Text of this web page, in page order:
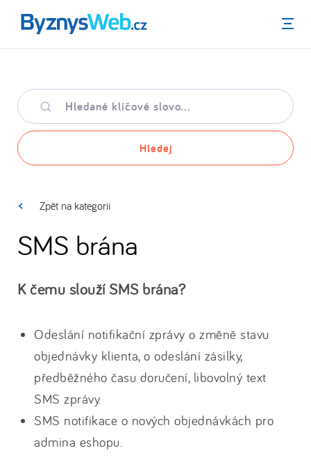
Menu
Hledané
klíčové
slovo
Hledej
Zpět na kategorii
SMS brána
K čemu slouží SMS brána?
Odeslání notifikační zprávy o změně stavu
objednávky klienta, o odeslání zásilky,
předběžného času doručení, libovolný text
SMS zprávy.
SMS notifikace o nových objednávkách pro
admina eshopu.